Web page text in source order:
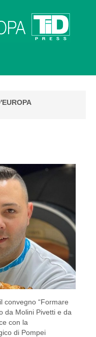
convegno “Formare
da Molini Pivetti e da
con la
di Pompei